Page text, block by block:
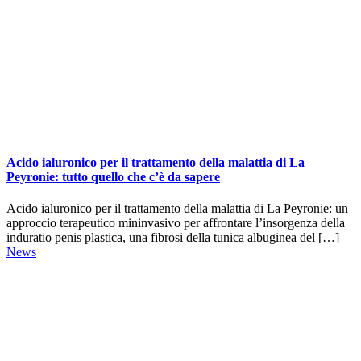
Acido ialuronico per il trattamento della malattia di La
Peyronie: tutto quello che c’è da sapere
Acido ialuronico per il trattamento della malattia di La Peyronie: un
approccio terapeutico mininvasivo per affrontare l’insorgenza della
induratio penis plastica, una fibrosi della tunica albuginea del […]
News